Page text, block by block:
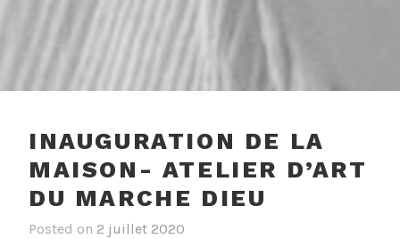
ACTUALITES
INAUGURATION DE LA
MAISON- ATELIER D’ART
DU MARCHE DIEU
Posted on 2 juillet 2020